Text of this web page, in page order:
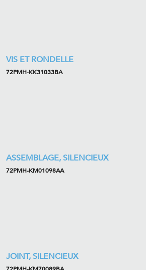
VIS ET RONDELLE
72PMH-KK31033BA
ASSEMBLAGE, SILENCIEUX
72PMH-KM01098AA
JOINT, SILENCIEUX